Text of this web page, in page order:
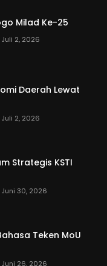
Milad Ke-25
Juli 2, 2026
Daerah Lewat
Juli 2, 2026
Strategis KSTI
Juni 30, 2026
Teken MoU
Juni 26, 2026